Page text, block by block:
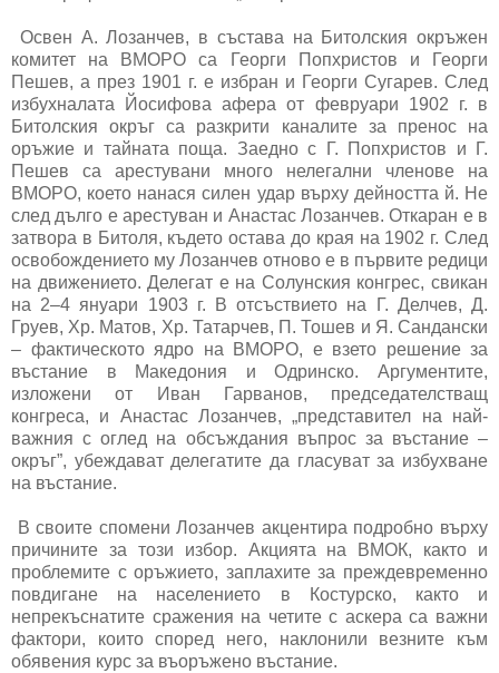
Освен А. Лозанчев, в състава на Битолския окръжен
комитет на ВМОРО са Георги Попхристов и Георги
Пешев, а през 1901 г. е избран и Георги Сугарев. След
избухналата Йосифова афера от февруари 1902 г. в
Битолския окръг са разкрити каналите за пренос на
оръжие и тайната поща. Заедно с Г. Попхристов и Г.
Пешев са арестувани много нелегални членове на
ВМОРО, което нанася силен удар върху дейността й. Не
след дълго е арестуван и Анастас Лозанчев. Откаран е в
затвора в Битоля, където остава до края на 1902 г. След
освобождението му Лозанчев отново е в първите редици
на движението. Делегат е на Солунския конгрес, свикан
на 2–4 януари 1903 г. В отсъствието на Г. Делчев, Д.
Груев, Хр. Матов, Хр. Татарчев, П. Тошев и Я. Сандански
– фактическото ядро на ВМОРО, е взето решение за
въстание в Македония и Одринско. Аргументите,
изложени от Иван Гарванов, председателстващ
конгреса, и Анастас Лозанчев, „представител на най-
важния с оглед на обсъждания въпрос за въстание –
окръг”, убеждават делегатите да гласуват за избухване
на въстание.
В своите спомени Лозанчев акцентира подробно върху
причините за този избор. Акцията на ВМОК, както и
проблемите с оръжието, заплахите за преждевременно
повдигане на населението в Костурско, както и
непрекъснатите сражения на четите с аскера са важни
фактори, които според него, наклонили везните към
обявения курс за въоръжено въстание.